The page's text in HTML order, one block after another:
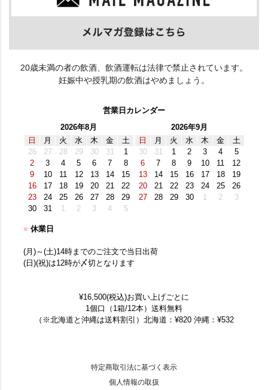
20歳未満の者の飲酒、飲酒運転は法律で禁止されています。
妊娠中や授乳期の飲酒はやめましょう。
営業日カレンダー
2026年8月
日
月 火 水 木 金
土
26
27 28 29 30 31
1
2
3 4 5 6 7
8
9
10 11 12 13 14
15
16
17 18 19 20 21
22
23
24 25 26 27 28
29
30
31 1 2 3 4 5
2026年9月
日
月 火 水 木 金
土
30
31 1 2 3 4
5
6
7 8 9 10 11
12
13
14 15 16 17 18
19
20
21 22 23 24 25
26
27
28 29 30 1 2 3
■ 休業日
(月)～(土)14時までのご注文で当日出荷
(日)(祝)は12時が〆切となります
¥16,500(税込)お買い上げごとに
1個口（1箱/12本）送料無料
（※北海道と沖縄は送料割引）北海道：¥820 沖縄：¥532
特定商取引法に基づく表示
個人情報の取扱